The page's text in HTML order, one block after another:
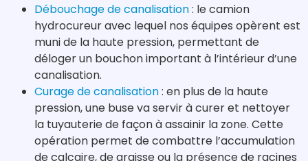
Débouchage de canalisation: le camion
hydrocureur avec lequel nos équipes opèrent est
muni de la haute pression, permettant de
déloger un bouchon important à l’intérieur d’une
canalisation.
Curage de canalisation: en plus de la haute
pression, une buse va servir à curer et nettoyer
la tuyauterie de façon à assainir la zone. Cette
opération permet de combattre l’accumulation
de calcaire, de graisse ou la présence de racines